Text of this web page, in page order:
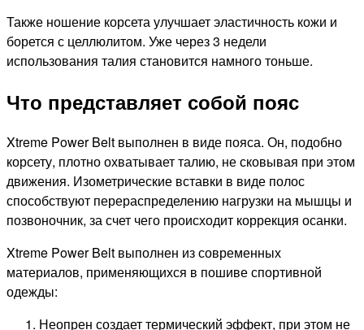
Также ношение корсета улучшает эластичность кожи и
борется с целлюлитом. Уже через 3 недели
использования талия становится намного тоньше.
Что представляет собой пояс
Xtreme Power Belt выполнен в виде пояса. Он, подобно
корсету, плотно охватывает талию, не сковывая при этом
движения. Изометрические вставки в виде полос
способствуют перераспределению нагрузки на мышцы и
позвоночник, за счет чего происходит коррекция осанки.
Xtreme Power Belt выполнен из современных
материалов, применяющихся в пошиве спортивной
одежды:
Неопрен создает термический эффект, при этом не